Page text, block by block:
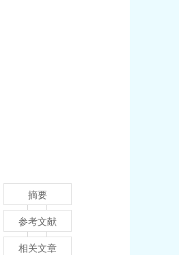
摘要
参考文献
相关文章